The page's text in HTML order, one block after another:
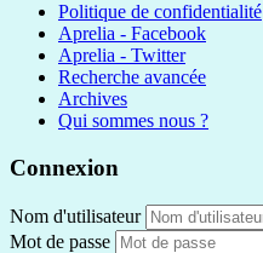
Politique de confidentialité
Aprelia - Facebook
Aprelia - Twitter
Recherche avancée
Archives
Qui sommes nous ?
Connexion
Nom d'utilisateur
Mot de passe